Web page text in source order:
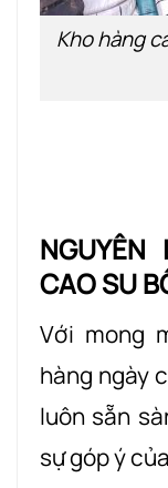
Kho hàng
CAO SU
Với mong
hàng ngày
luôn sẵn
sự góp ý